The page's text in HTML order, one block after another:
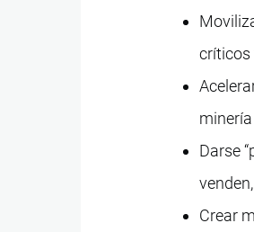
críticos
Darse
Crear